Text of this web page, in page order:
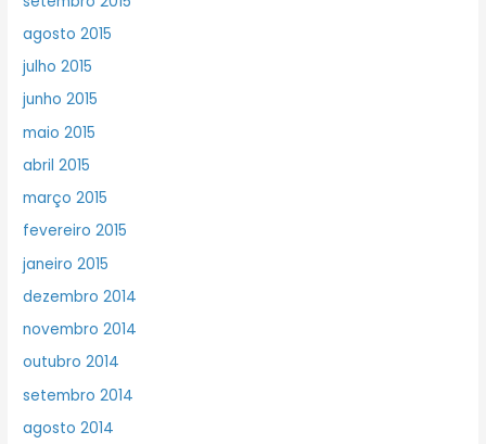
agosto 2015
julho 2015
junho 2015
maio 2015
abril 2015
março 2015
fevereiro 2015
janeiro 2015
dezembro 2014
novembro 2014
outubro 2014
setembro 2014
agosto 2014